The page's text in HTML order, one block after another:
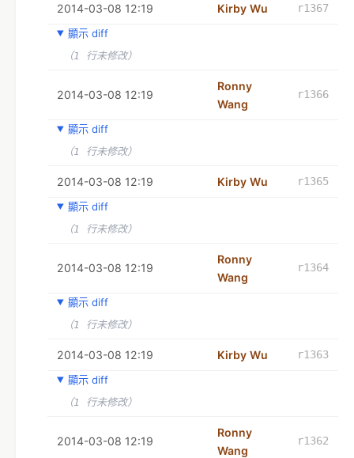
2014-03-08 12:19 Kirby Wu
r1367
顯示 diff
（1 行未修改）
2014-03-08 12:19
Ronny
Wang
r1366
顯示 diff
（1 行未修改）
2014-03-08 12:19 Kirby Wu
r1365
顯示 diff
（1 行未修改）
2014-03-08 12:19
Ronny
Wang
r1364
顯示 diff
（1 行未修改）
2014-03-08 12:19 Kirby Wu
r1363
顯示 diff
（1 行未修改）
2014-03-08 12:19
Ronny
Wang
r1362